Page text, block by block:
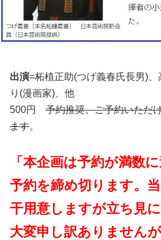
出演=柘植正助(つげ義春氏長男)
り(漫画家)、他
500円 予約推奨。ご予約いただ
ます。
「本企画は予約が満数
予約を締め切ります。
干用意しますが立ち見
大変申し訳ありません